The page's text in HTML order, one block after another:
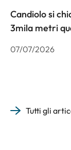
Candiolo si
3mila metri
07/07/2026
Tutti gli